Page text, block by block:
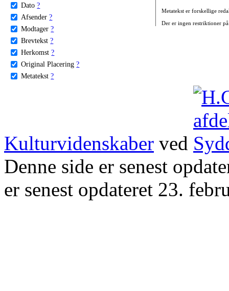
Dato ?
Afsender ?
Modtager ?
Brevtekst ?
Herkomst ?
Original Placering ?
Metatekst ?
Metatekst er forskellige
Der er ingen restriktioner
Kulturvidenskaber ved
Denne side er senest
er senest opdateret 23.